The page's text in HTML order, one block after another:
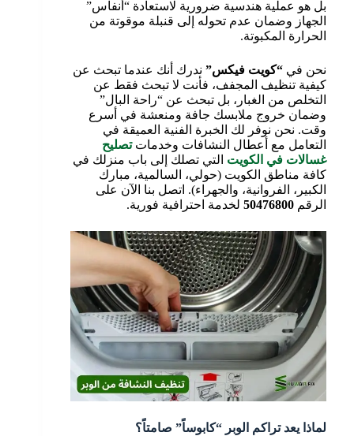
بل هو عملية هندسية ضرورية لاستعادة “أنفاس”
الجهاز وضمان عدم تحوله إلى قنبلة موقوتة من
الحرارة المكبوتة.
نحن في “كويت فيكس” ندرك أنك عندما تبحث عن
كيفية تنظيف المجفف، فأنت لا تبحث فقط عن
التخلص من الغبار، بل تبحث عن “راحة البال”
وضمان خروج ملابسك جافة ومنعشة في أسرع
وقت. نحن نوفر لك الخبرة الفنية العميقة في
التعامل مع أعطال النشافات وخدمات تصليح
غسالات في الكويت التي تصلك إلى باب منزلك في
كافة مناطق الكويت (حولي، السالمية، مبارك
الكبير، الفروانية، والجهراء). اتصل بنا الآن على
الرقم 50476800 لخدمة احترافية فورية.
لماذا يعد تراكم الوبر “كابوساً” صامتاً؟